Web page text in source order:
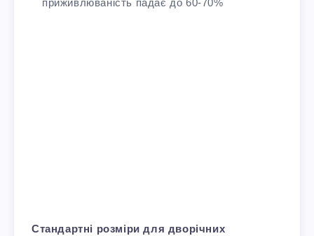
Стандартні розміри для дворічних